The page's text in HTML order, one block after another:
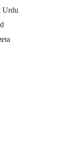
Urdu